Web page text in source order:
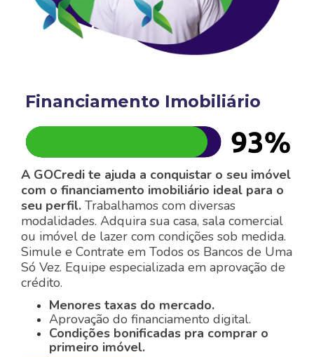
Financiamento Imobiliário
A GOCredi te ajuda a conquistar o seu imóvel
com o financiamento imobiliário ideal para o
seu perfil. Trabalhamos com diversas
modalidades. Adquira sua casa, sala comercial
ou imóvel de lazer com condições sob medida.
Simule e Contrate em Todos os Bancos de Uma
Só Vez. Equipe especializada em aprovação de
crédito.
Menores taxas do mercado.
Aprovação do financiamento digital.
Condições bonificadas pra comprar o
primeiro imóvel.